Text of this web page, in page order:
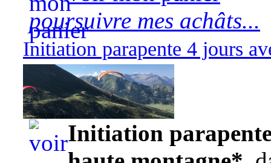
poursuivre mes achâts...
Initiation parapente 4 jours
570,00 euros
Initiation